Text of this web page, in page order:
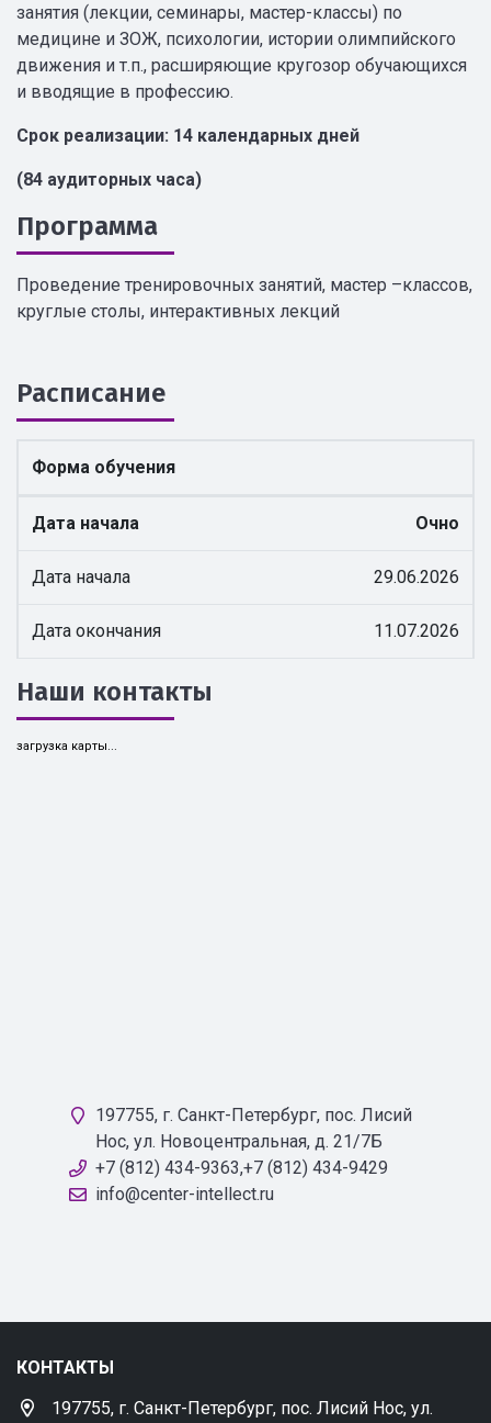
занятия (лекции, семинары, мастер-классы) по
медицине и ЗОЖ, психологии, истории олимпийского
движения и т.п., расширяющие кругозор обучающихся
и вводящие в профессию.
Срок реализации: 14 календарных дней
(84 аудиторных часа)
Программа
Проведение тренировочных занятий, мастер –классов,
круглые столы, интерактивных лекций
Расписание
Форма обучения
Дата начала Очно
Дата начала 29.06.2026
Дата окончания 11.07.2026
Наши контакты
загрузка карты...
197755, г. Санкт-Петербург, пос. Лисий
Нос, ул. Новоцентральная, д. 21/7Б
+7 (812) 434-9363,+7 (812) 434-9429
info@center-intellect.ru
КОНТАКТЫ
197755, г. Санкт-Петербург, пос. Лисий Нос, ул.